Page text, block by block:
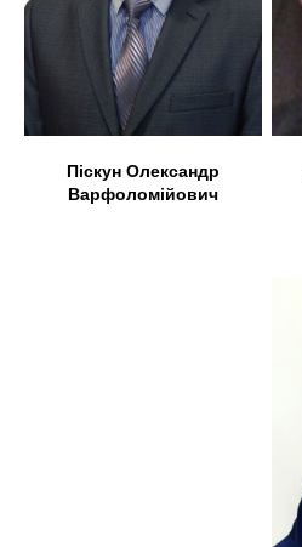
Піскун Олександр
Варфоломійович